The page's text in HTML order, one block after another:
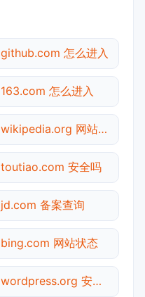
github.com 怎么进入
163.com 怎么进入
wikipedia.org 网站状态
toutiao.com 安全吗
jd.com 备案查询
bing.com 网站状态
wordpress.org 安全吗